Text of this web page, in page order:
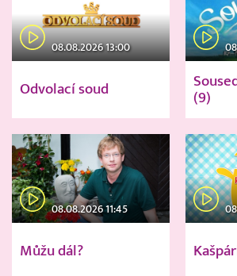
08.08.2026 13:00
Odvolací soud
(9)
08.08.2026 11:45
Můžu dál?